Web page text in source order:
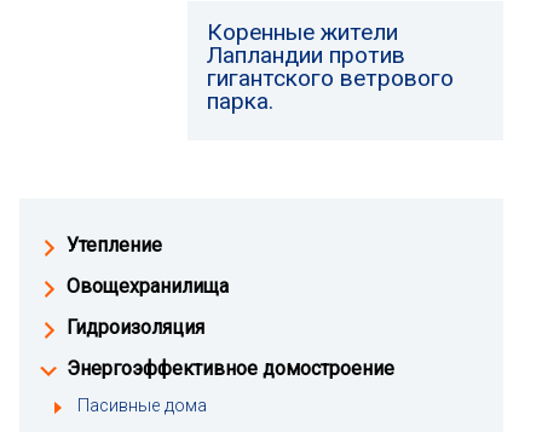
Утепление
Овощехранилища
Гидроизоляция
Энергоэффективное домостроение
Пасивные дома
Коренные жители
Лапландии против
гигантского ветрового
парка.